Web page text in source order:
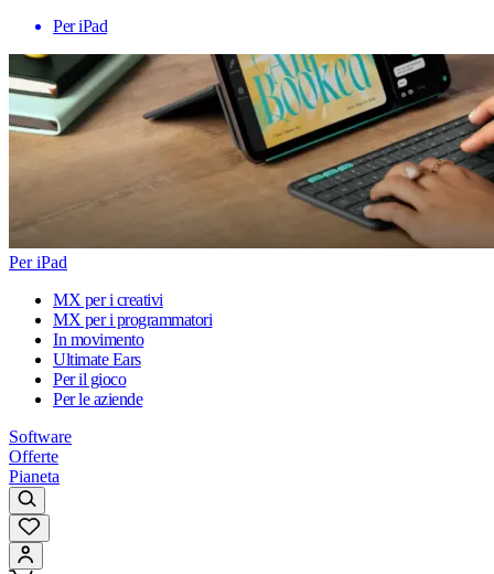
Per iPad
Per iPad
MX per i creativi
MX per i programmatori
In movimento
Ultimate Ears
Per il gioco
Per le aziende
Software
Offerte
Pianeta